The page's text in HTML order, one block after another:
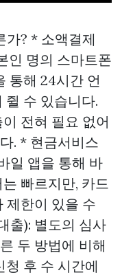
가? * 소액결제
인 명의 스마트폰
통해 24시간 언
쥘 수 있습니다.
전혀 필요 없어
. * 현금서비스
일 앱을 통해 바
빠르지만, 카드
제한이 있을 수
출): 별도의 심사
두 방법에 비해
청 후 수 시간에